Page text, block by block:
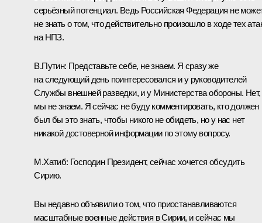
серьёзный потенциал. Ведь Российская Федерация не
не знать о том, что действительно произошло в ходе тех
на НПЗ.
В.Путин: Представьте себе, не знаем. Я сразу же
на следующий день поинтересовался и у руководителей
Службы внешней разведки, и у Министерства обороны. Нет,
мы не знаем. Я сейчас не буду комментировать, кто должен
был бы это знать, чтобы никого не обидеть, но у нас нет
никакой достоверной информации по этому вопросу.
М.Хатиб: Господин Президент, сейчас хочется обсудить
Сирию.
Вы недавно объявили о том, что приостанавливаются
масштабные военные действия в Сирии, и сейчас мы